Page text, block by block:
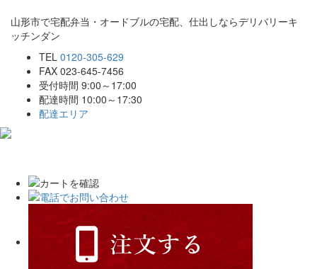
山形市で宅配弁当・オードブルの宅配、仕出しならデリバリーキ
ッチンダン
TEL 0120-305-629
FAX 023-645-7456
受付時間 9:00～17:00
配達時間 10:00～17:30
配達エリア